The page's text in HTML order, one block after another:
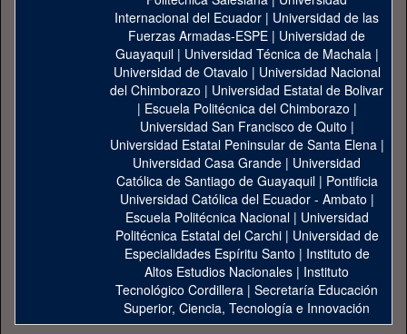
Internacional del Ecuador | Universidad de las
Fuerzas Armadas-ESPE | Universidad de
Guayaquil| Universidad Técnica de Machala|
Universidad de Otavalo | Universidad Nacional
del Chimborazo | Universidad Estatal de Bolivar
| Escuela Politécnica del Chimborazo |
Universidad San Francisco de Quito |
Universidad Estatal Peninsular de Santa Elena|
Universidad Casa Grande | Universidad
Católica de Santiago de Guayaquil| Pontificia
Universidad Católica del Ecuador - Ambato |
Escuela Politécnica Nacional| Universidad
Politécnica Estatal del Carchi| Universidad de
Especialidades Espíritu Santo | Instituto de
Altos Estudios Nacionales | Instituto
Tecnológico Cordillera | Secretaría Educación
Superior, Ciencia, Tecnología e Innovación